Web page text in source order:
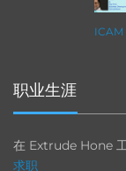
ICAM
职业生涯
在 Extrude Hone
求职